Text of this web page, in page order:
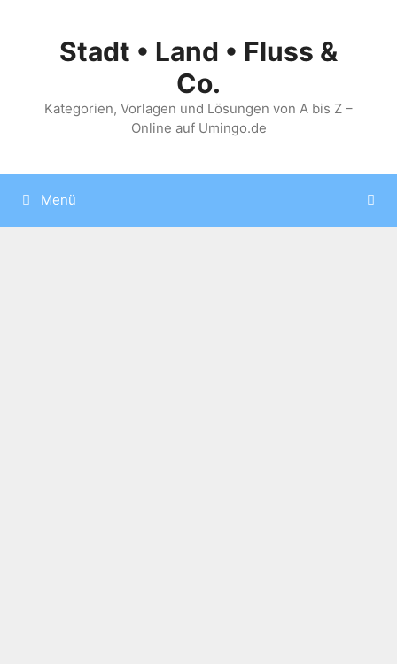
springenStadt • Land • Fluss &
Co.
Kategorien, Vorlagen und Lösungen von A bis Z –
Online auf Umingo.de
Menü